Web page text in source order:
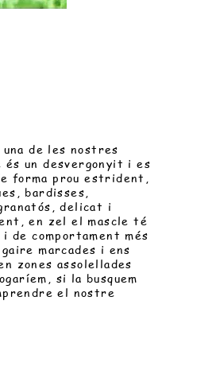
de les nostres
un desvergonyit i es
forma prou estrident,
bardisses,
delicat i
en zel el mascle té
de comportament més
marcades i ens
zones assolellades
si la busquem
el nostre